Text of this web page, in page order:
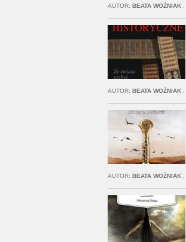
AUTOR: BEATA WOŹNIAK,
AUTOR: BEATA WOŹNIAK,
AUTOR: BEATA WOŹNIAK,